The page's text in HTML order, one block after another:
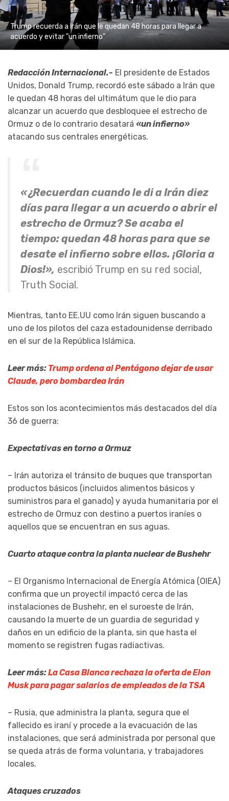
Trump recuerda a Irán que le quedan 48 horas para llegar a
acuerdo y evitar "un infierno"
Redacción Internacional.- El presidente de Estados
Unidos, Donald Trump, recordó este sábado a Irán que
le quedan 48 horas del ultimátum que le dio para
alcanzar un acuerdo que desbloquee el estrecho de
Ormuz o de lo contrario desatará «un infierno»
atacando sus centrales energéticas.
«¿Recuerdan cuando le di a Irán diez
días para llegar a un acuerdo o abrir el
estrecho de Ormuz? Se acaba el
tiempo: quedan 48 horas para que se
desate el infierno sobre ellos. ¡Gloria a
Dios!», escribió Trump en su red social,
Truth Social.
Mientras, tanto EE.UU como Irán siguen buscando a
uno de los pilotos del caza estadounidense derribado
en el sur de la República Islámica.
Leer más: Trump ordena al Pentágono dejar de usar
Claude, pero bombardea Irán
Estos son los acontecimientos más destacados del día
36 de guerra:
Expectativas en torno a Ormuz
– Irán autoriza el tránsito de buques que transportan
productos básicos (incluidos alimentos básicos y
suministros para el ganado) y ayuda humanitaria por el
estrecho de Ormuz con destino a puertos iraníes o
aquellos que se encuentran en sus aguas.
Cuarto ataque contra la planta nuclear de Bushehr
– El Organismo Internacional de Energía Atómica (OIEA)
confirma que un proyectil impactó cerca de las
instalaciones de Bushehr, en el suroeste de Irán,
causando la muerte de un guardia de seguridad y
daños en un edificio de la planta, sin que hasta el
momento se registren fugas radiactivas.
Leer más:La Casa Blanca rechaza la oferta de Elon
Musk para pagar salarios de empleados de la TSA
– Rusia, que administra la planta, segura que el
fallecido es iraní y procede a la evacuación de las
instalaciones, que será administrada por personal que
se queda atrás de forma voluntaria, y trabajadores
locales.
Ataques cruzados